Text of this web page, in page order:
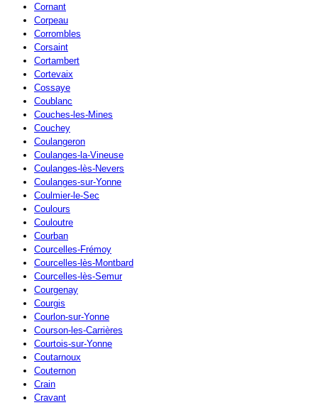
Cornant
Corpeau
Corrombles
Corsaint
Cortambert
Cortevaix
Cossaye
Coublanc
Couches-les-Mines
Couchey
Coulangeron
Coulanges-la-Vineuse
Coulanges-lès-Nevers
Coulanges-sur-Yonne
Coulmier-le-Sec
Coulours
Couloutre
Courban
Courcelles-Frémoy
Courcelles-lès-Montbard
Courcelles-lès-Semur
Courgenay
Courgis
Courlon-sur-Yonne
Courson-les-Carrières
Courtois-sur-Yonne
Coutarnoux
Couternon
Crain
Cravant